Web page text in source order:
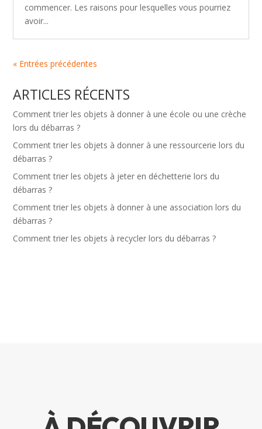
commencer. Les raisons pour lesquelles vous pourriez
avoir...
« Entrées précédentes
ARTICLES RÉCENTS
Comment trier les objets à donner à une école ou une crèche
lors du débarras ?
Comment trier les objets à donner à une ressourcerie lors du
débarras ?
Comment trier les objets à jeter en déchetterie lors du
débarras ?
Comment trier les objets à donner à une association lors du
débarras ?
Comment trier les objets à recycler lors du débarras ?